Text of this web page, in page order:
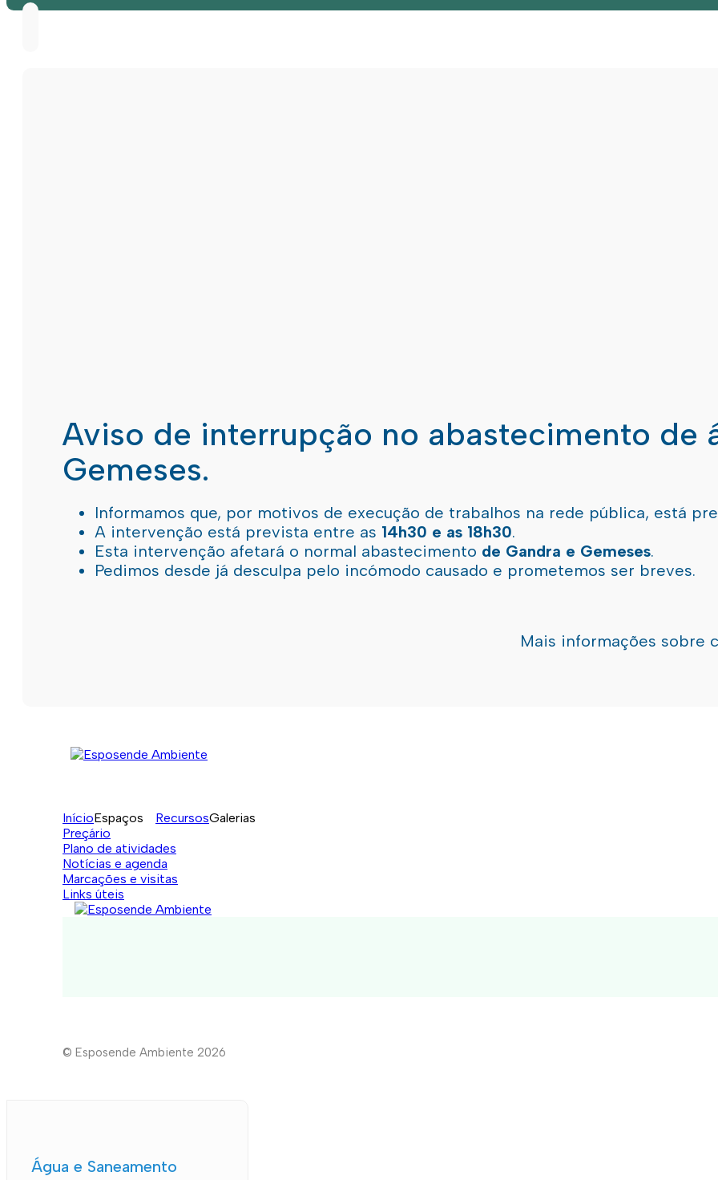
Aviso de interrupção no abastecimento de
Gemeses.
Informamos que, por motivos de execução de trabalhos na rede pública, está
A intervenção está prevista entre as 14h30 e as 18h30.
Esta intervenção afetará o normal abastecimento de Gandra e Gemeses.
Pedimos desde já desculpa pelo incómodo causado e prometemos ser breves.
Mais informações sobre
InícioEspaços RecursosGalerias
Preçário
Plano de atividades
Notícias e agenda
Marcações e visitas
Links úteis
© Esposende Ambiente 2026
Água e Saneamento